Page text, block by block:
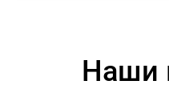
Наши